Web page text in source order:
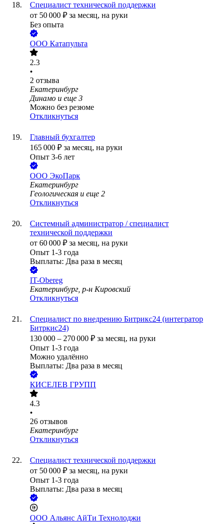
Специалист технической поддержки
от 50 000 ₽ за месяц, на руки
Без опыта
ООО Катапульта
2.3
•
2 отзыва
Екатеринбург
Динамо и еще 3
Можно без резюме
Откликнуться
Главный бухгалтер
165 000 ₽ за месяц, на руки
Опыт 3-6 лет
ООО ЭкоПарк
Екатеринбург
Геологическая и еще 2
Откликнуться
Системный администратор / специалист
технической поддержки
от 60 000 ₽ за месяц, на руки
Опыт 1-3 года
Выплаты: Два раза в месяц
IT-Obereg
Екатеринбург, р-н Кировский
Откликнуться
Специалист по внедрению Битрикс24 (интегратор
Битркис24)
130 000 – 270 000 ₽ за месяц, на руки
Опыт 1-3 года
Можно удалённо
Выплаты: Два раза в месяц
КИСЕЛЕВ ГРУПП
4.3
•
26 отзывов
Екатеринбург
Откликнуться
Специалист технической поддержки
от 50 000 ₽ за месяц, на руки
Опыт 1-3 года
Выплаты: Два раза в месяц
ООО Альянс АйТи Технолоджи